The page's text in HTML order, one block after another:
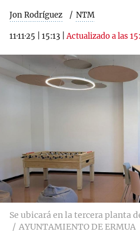
Jon Rodríguez NTM
11·11·25 15:13 |Actualizado a las
Se ubicará en la tercera planta
AYUNTAMIENTO DE ERMUA